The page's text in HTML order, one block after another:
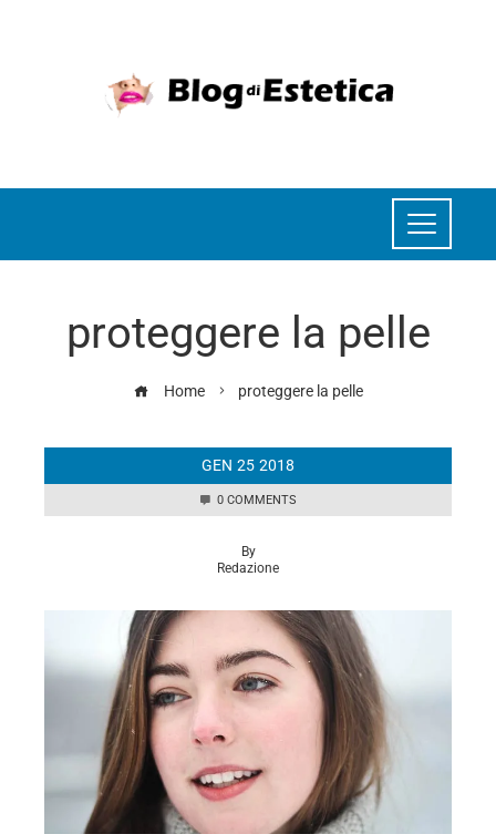
proteggere la pelle
Home proteggere la pelle
GEN 25 2018
0 COMMENTS
By
Redazione